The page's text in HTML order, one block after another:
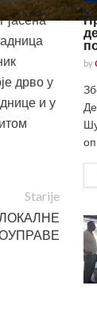
јасена
дрво у
и у
Starije
by